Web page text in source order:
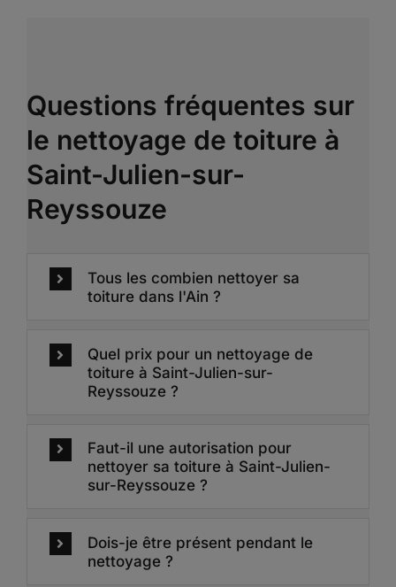
Questions fréquentes sur
le nettoyage de toiture à
Saint-Julien-sur-
Reyssouze
Tous les combien nettoyer sa
toiture dans l'Ain ?
Quel prix pour un nettoyage de
toiture à Saint-Julien-sur-
Reyssouze ?
Faut-il une autorisation pour
nettoyer sa toiture à Saint-Julien-
sur-Reyssouze ?
Dois-je être présent pendant le
nettoyage ?